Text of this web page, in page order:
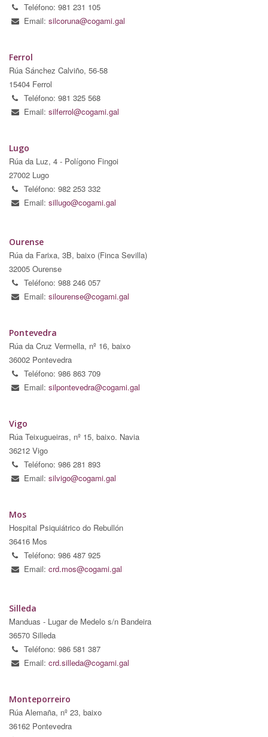
Teléfono: 981 231 105
Email: silcoruna@cogami.gal
Ferrol
Rúa Sánchez Calviño, 56-58
15404 Ferrol
Teléfono: 981 325 568
Email: silferrol@cogami.gal
Lugo
Rúa da Luz, 4 - Polígono Fingoi
27002 Lugo
Teléfono: 982 253 332
Email: sillugo@cogami.gal
Ourense
Rúa da Farixa, 3B, baixo (Finca Sevilla)
32005 Ourense
Teléfono: 988 246 057
Email: silourense@cogami.gal
Pontevedra
Rúa da Cruz Vermella, nº 16, baixo
36002 Pontevedra
Teléfono: 986 863 709
Email: silpontevedra@cogami.gal
Vigo
Rúa Teixugueiras, nº 15, baixo. Navia
36212 Vigo
Teléfono: 986 281 893
Email: silvigo@cogami.gal
Mos
Hospital Psiquiátrico do Rebullón
36416 Mos
Teléfono: 986 487 925
Email: crd.mos@cogami.gal
Silleda
Manduas - Lugar de Medelo s/n Bandeira
36570 Silleda
Teléfono: 986 581 387
Email: crd.silleda@cogami.gal
Monteporreiro
Rúa Alemaña, nº 23, baixo
36162 Pontevedra